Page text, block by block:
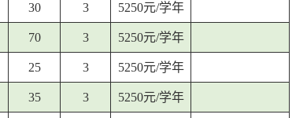
30 3 5250元/学年
70 3 5250元/学年
25 3 5250元/学年
35 3 5250元/学年